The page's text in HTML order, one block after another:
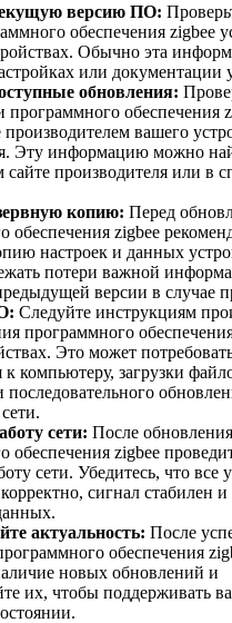
версию ПО:
обеспечения zigbee
Обычно эта
или документации
обновления:
программного обеспечения
вашего
Эту информацию можно
производителя или в
копию: Перед
обеспечения zigbee
настроек и данных
потери важной
версии в случае
Следуйте инструкциям
программного
Это может
компьютеру, загрузки
последовательного
сети: После обновления
обеспечения zigbee
сети. Убедитесь, что все
сигнал стабилен
актуальность: После
обеспечения
новых обновлений и
их, чтобы поддерживать